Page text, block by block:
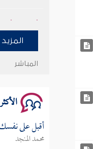
وأمنهم
سلسلة
المزيد
المباشر
أقبل على
محمد المنجد